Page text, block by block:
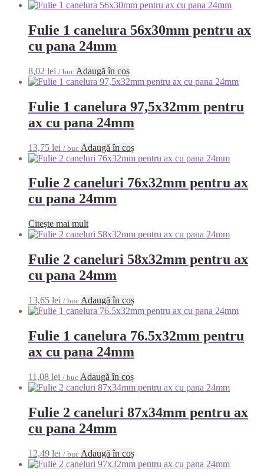
Fulie 1 canelura 56x30mm pentru ax
cu pana 24mm
8,02 lei / buc Adaugă în coș
Fulie 1 canelura 97,5x32mm pentru
ax cu pana 24mm
13,75 lei / buc Adaugă în coș
Fulie 2 caneluri 76x32mm pentru ax
cu pana 24mm
Citește mai mult
Fulie 2 caneluri 58x32mm pentru ax
cu pana 24mm
13,65 lei / buc Adaugă în coș
Fulie 1 canelura 76.5x32mm pentru
ax cu pana 24mm
11,08 lei / buc Adaugă în coș
Fulie 2 caneluri 87x34mm pentru ax
cu pana 24mm
12,49 lei / buc Adaugă în coș